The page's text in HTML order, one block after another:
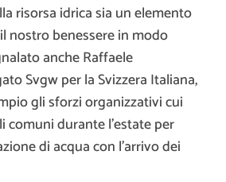
risorsa idrica sia un elemento
nostro benessere in modo
anche Raffaele
Svgw per la Svizzera Italiana,
gli sforzi organizzativi cui
durante l’estate per
di acqua con l’arrivo dei